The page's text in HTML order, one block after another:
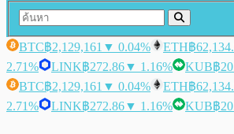
BTC฿2,129,161 ▼ 0.04% ETH฿
2.71%
LINK฿272.86▼ 1.16% KUB฿
BTC฿2,129,161 ▼ 0.04% ETH฿
2.71%
LINK฿272.86▼ 1.16% KUB฿